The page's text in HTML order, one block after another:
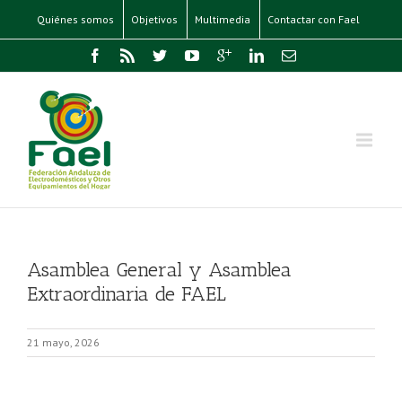
Quiénes somos Objetivos Multimedia Contactar con Fael
Asamblea General y Asamblea
Extraordinaria de FAEL
21 mayo, 2026